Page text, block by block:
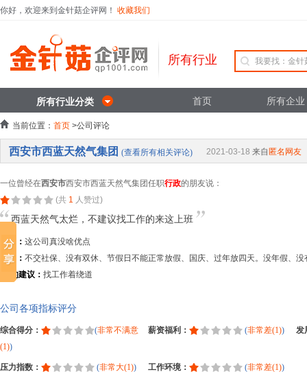
你好，欢迎来到金针菇企评网！ 收藏我们
所有行业
所有行业分类 首页 所有企业
当前位置： 首页 >公司评论
西安市西蓝天然气集团 (查看所有相关评论) 2021-03-18 来自 匿名网友
一位曾经在西安市西安市西蓝天然气集团任职行政的朋友说：
(共 1 人赞过)
西蓝天然气太烂，不建议找工作的来这上班
优点： 这公司真没啥优点
缺点： 不交社保、没有双休、节假日不能正常放假、国庆、过年放四天。没年假、没
TA的建议： 找工作着绕道
公司各项指标评分
综合得分： (非常不满意
(1))
薪资福利： (非常差(1)) 发
压力指数： (非常大(1)) 工作环境： (非常差(1))